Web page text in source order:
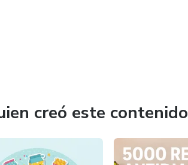
creó este contenido